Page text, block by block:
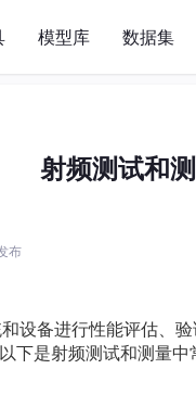
模型库 数据集
射频测试和
布
设备进行性能评估、
下是射频测试和测量中